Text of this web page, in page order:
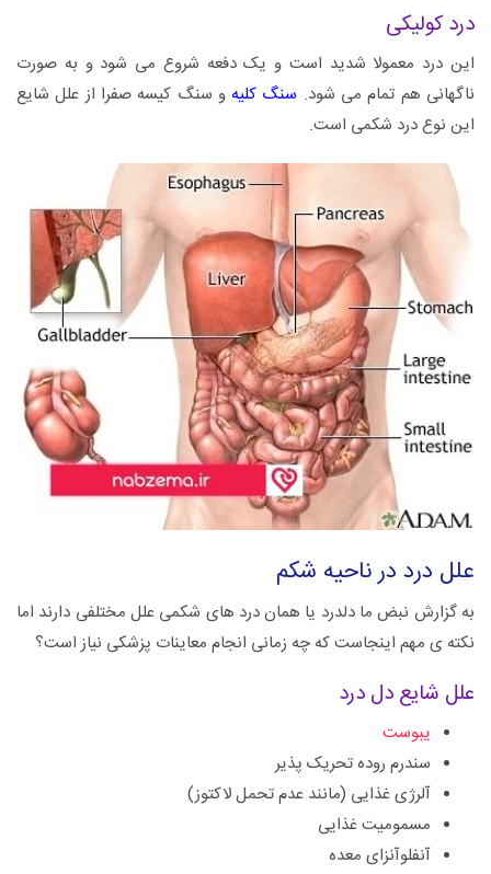
درد کولیکی
این درد معمولا شدید است و یک دفعه شروع می شود و به صورت
ناگهانی هم تمام می شود. سنگ کلیهو سنگ کیسه صفرا از علل شایع
این نوع درد شکمی است.
علل درد در ناحیه شکم
به گزارش نبض ما دلدرد یا همان درد های شکمی علل مختلفی دارند اما
نکته ی مهم اینجاست که چه زمانی انجام معاینات پزشکی نیاز است؟
علل شایع دل درد
یبوست
سندرم روده تحریک پذیر
آلرژی غذایی (مانند عدم تحمل لاکتوز)
مسمومیت غذایی
آنفلوآنزای معده